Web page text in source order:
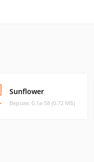
Sunflower
Версия: 0.1a-58 (0.72 МБ)